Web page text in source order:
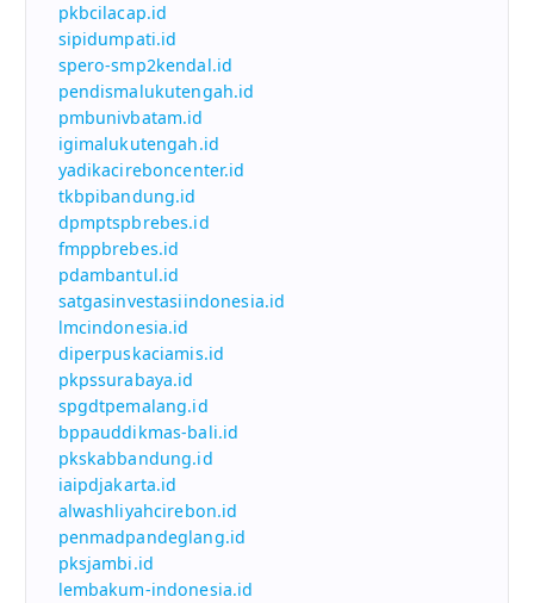
pkbcilacap.id
sipidumpati.id
spero-smp2kendal.id
pendismalukutengah.id
pmbunivbatam.id
igimalukutengah.id
yadikacireboncenter.id
tkbpibandung.id
dpmptspbrebes.id
fmppbrebes.id
pdambantul.id
satgasinvestasiindonesia.id
lmcindonesia.id
diperpuskaciamis.id
pkpssurabaya.id
spgdtpemalang.id
bppauddikmas-bali.id
pkskabbandung.id
iaipdjakarta.id
alwashliyahcirebon.id
penmadpandeglang.id
pksjambi.id
lembakum-indonesia.id